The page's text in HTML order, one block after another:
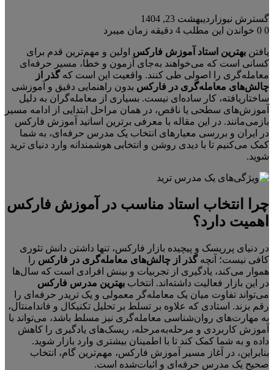
گسترش نیوز اردیبهشت 23, 1404
0
خواندن این مطلب 4 دقیقه زمان میبرد
یافتن بهترین استاد آموزش فارکس اولین و مهم‌ترین قدم برای
کسانی است که می‌خواهند به‌جای آزمون و خطا، مسیر حرفه‌ای
معامله‌گری را اصولی طی کنند. واقعیت این است کهگذر از
چالش‌های معامله‌گری در فارکس بدون راهنمایی دقیق و آموزشی
ساختاریافته، کار ساده‌ای نیست. بسیاری از معامله‌گران به دلیل
آموزش‌های سطحی یا ناقص، در همان مراحل ابتدایی از ادامه مسیر
بازمی‌مانند. در این مقاله با معرفی برترین اساتید آموزش فارکس
در ایران و بررسی معیارهای انتخاب یک مدرس حرفه‌ای، به شما
کمک می‌کنیم تا با دیدی روشن و انتخابی هوشمندانه وارد دنیای ترید
شوید.
چرا انتخاب استاد مناسب در آموزش فارکس
اهمیت دارد؟
در دنیای پرریسک و پیچیده بازار فارکس، تنها داشتن دانش تئوری
کافی نیست؛ آنچهگذر از چالش‌های معامله‌گری در فارکس را
هموار می‌کند، یادگیری از تجربیات و بینش افرادی است که سال‌ها
در این بازار فعالیت داشته‌اند. انتخاب بهترین مدرس فارکس
می‌تواند تفاوت میان یک معامله‌گر معمولی و یک تریدر حرفه‌ای را
رقم بزند. استادی که علاوه بر تسلط بر تحلیل تکنیکال و فاندامنتال،
به مهارت‌های روان‌شناسی معامله‌گری نیز مسلط باشد، می‌تواند با
آموزش کاربردی و مرحله‌به‌مرحله، ریسک‌های یادگیری را کاهش
داده و به شما کمک کند تا با اطمینان بیشتری وارد بازار شوید.
بنابراین، در آغاز مسیر آموزش فارکس، مهم‌ترین گام، انتخاب
صحیح یک مدرس حرفه‌ای و اثبات‌شده است.